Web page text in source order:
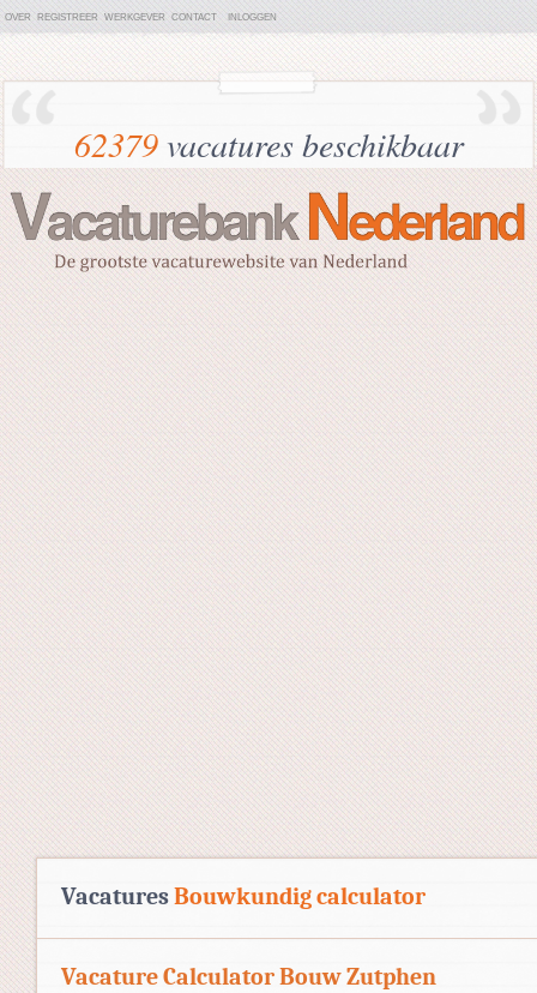
OVER REGISTREER WERKGEVER CONTACT INLOGGEN
62379vacatures beschikbaar
VacaturesBouwkundig calculator
Vacature Calculator Bouw Zutphen